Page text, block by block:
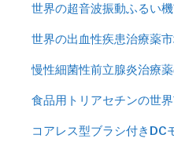
世界の超音波振動ふるい
世界の出血性疾患治療薬
慢性細菌性前立腺炎治療
食品用トリアセチンの世
コアレス型ブラシ付き